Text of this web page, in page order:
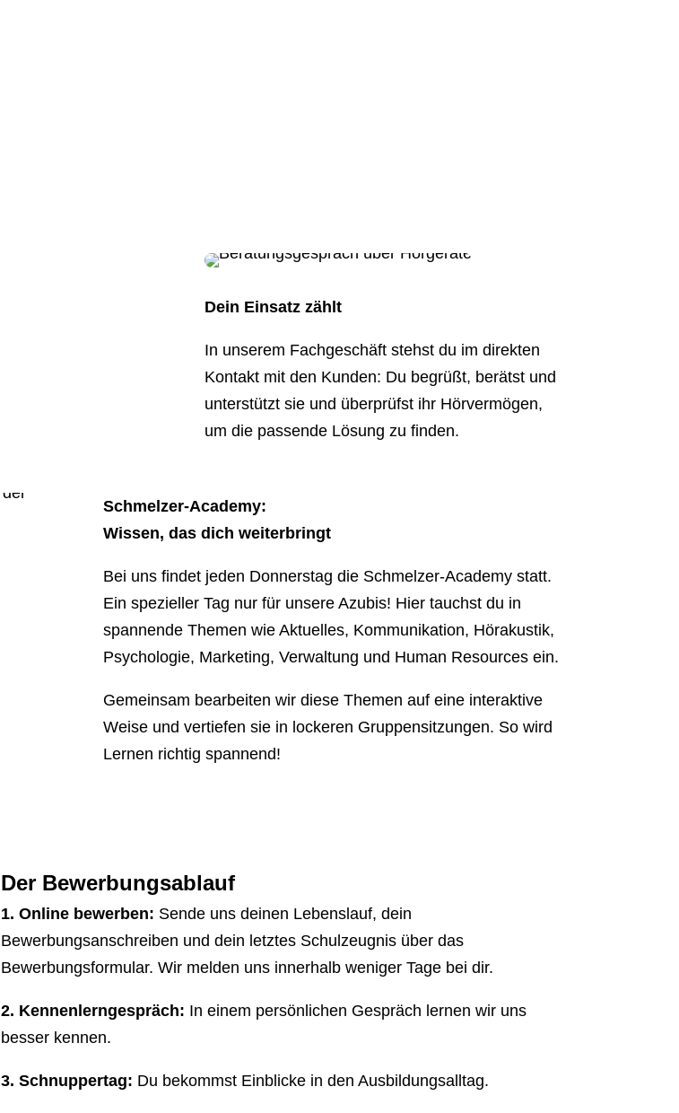
Dein Einsatz zählt
In unserem Fachgeschäft stehst du im direkten
Kontakt mit den Kunden: Du begrüßt, berätst und
unterstützt sie und überprüfst ihr Hörvermögen,
um die passende Lösung zu finden.
Schmelzer-Academy:
Wissen, das dich weiterbringt
Bei uns findet jeden Donnerstag die Schmelzer-Academy statt.
Ein spezieller Tag nur für unsere Azubis! Hier tauchst du in
spannende Themen wie Aktuelles, Kommunikation, Hörakustik,
Psychologie, Marketing, Verwaltung und Human Resources ein.
Gemeinsam bearbeiten wir diese Themen auf eine interaktive
Weise und vertiefen sie in lockeren Gruppensitzungen. So wird
Lernen richtig spannend!
Der Bewerbungsablauf
1. Online bewerben: Sende uns deinen Lebenslauf, dein
Bewerbungsanschreiben und dein letztes Schulzeugnis über das
Bewerbungsformular.Wir melden uns innerhalb weniger Tage bei dir.
2. Kennenlerngespräch: In einem persönlichen Gespräch lernen wir uns
besser kennen.
3. Schnuppertag: Du bekommst Einblicke in den Ausbildungsalltag.